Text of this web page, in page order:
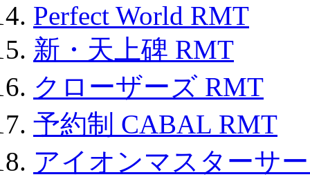
Perfect World RMT
新・天上碑 RMT
クローザーズ RMT
予約制 CABAL RMT
アイオンマスターサ